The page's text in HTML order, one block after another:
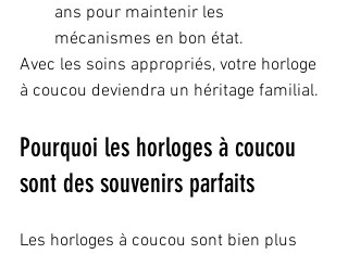
ans pour maintenir les
mécanismes en bon état.
Avec les soins appropriés, votre horloge
à coucou deviendra un héritage familial.
Pourquoi les horloges à coucou
sont des souvenirs parfaits
Les horloges à coucou sont bien plus